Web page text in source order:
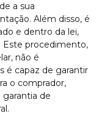
a sua
Além disso, é
e dentro da lei,
Este procedimento,
não é
é capaz de garantir
o comprador,
garantia de